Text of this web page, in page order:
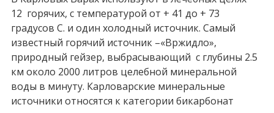
12 горячих, с температурой от + 41 до + 73
градусов С. и один холодный источник. Самый
известный горячий источник –«Вржидло»,
природный гейзер, выбрасывающий с глубины 2.5
км около 2000 литров целебной минеральной
воды в минуту. Карловарские минеральные
источники относятся к категории бикарбонат